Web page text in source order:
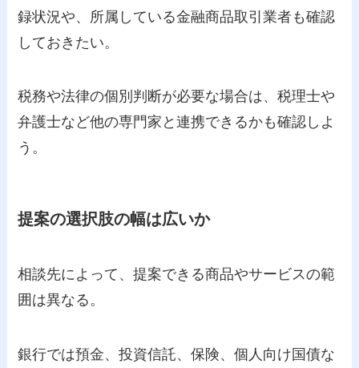
録状況や、所属している金融商品取引業者も確認
しておきたい。
税務や法律の個別判断が必要な場合は、税理士や
弁護士など他の専門家と連携できるかも確認しよ
う。
提案の選択肢の幅は広いか
相談先によって、提案できる商品やサービスの範
囲は異なる。
銀行では預金、投資信託、保険、個人向け国債な